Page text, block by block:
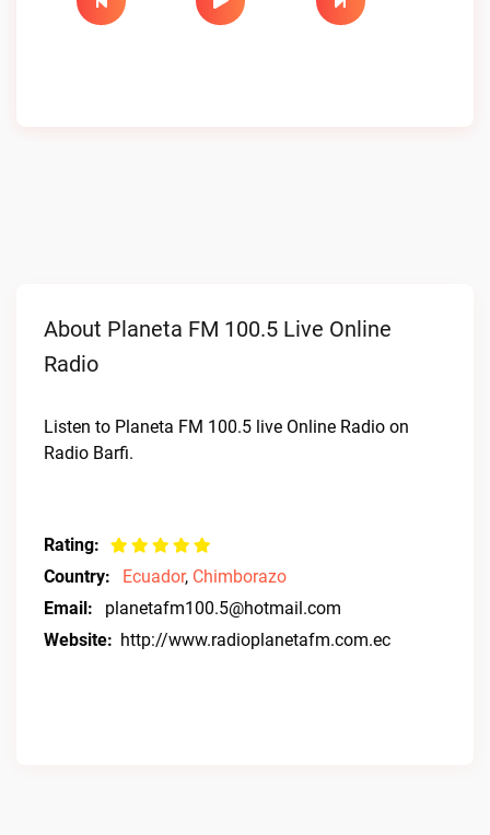
About Planeta FM 100.5 Live Online
Radio
Listen to Planeta FM 100.5 live Online Radio on
Radio Barfi.
Rating:
Country:
Ecuador, Chimborazo
Email:
planetafm100.5@hotmail.com
Website: http://www.radioplanetafm.com.ec